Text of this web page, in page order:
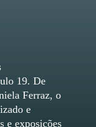
19. De
Ferraz, o
e
e exposições